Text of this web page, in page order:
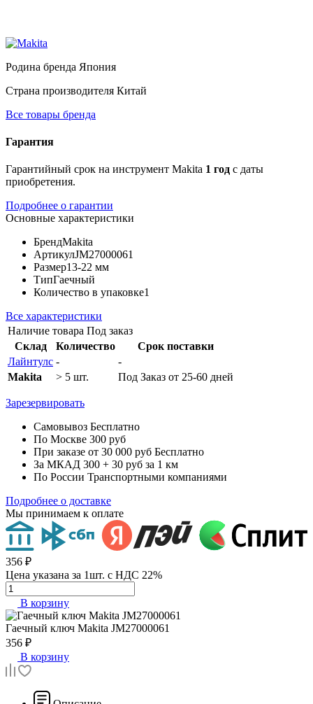
Родина бренда Япония
Страна производителя Китай
Все товары бренда
Гарантия
Гарантийный срок на инструмент Makita 1 год с даты
приобретения.
Подробнее о гарантии
Основные характеристики
БрендMakita
АртикулJM27000061
Размер13-22 мм
ТипГаечный
Количество в упаковке1
Все характеристики
Наличие товара Под заказ
Склад
Количество
Срок поставки
Лайнтулс -
-
Makita
> 5 шт. Под Заказ от 25-60 дней
Зарезервировать
Самовывоз Бесплатно
По Москве 300 руб
При заказе от 30 000 руб Бесплатно
За МКАД 300 + 30 руб за 1 км
По России Транспортными компаниями
Подробнее о доставке
Мы принимаем к оплате
356 ₽
Цена указана за 1шт. с НДС 22%
В корзину
Гаечный ключ Makita JM27000061
356 ₽
В корзину